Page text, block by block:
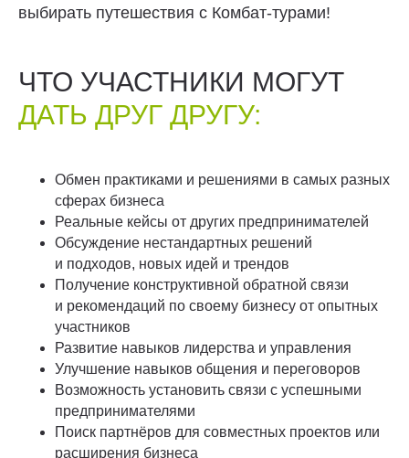
выбирать путешествия с Комбат-турами!
ЧТО УЧАСТНИКИ МОГУТ
ДАТЬ ДРУГ ДРУГУ:
Обмен практиками и решениями в самых разных
сферах бизнеса
Реальные кейсы от других предпринимателей
Обсуждение нестандартных решений
и подходов, новых идей и трендов
Получение конструктивной обратной связи
и рекомендаций по своему бизнесу от опытных
участников
Развитие навыков лидерства и управления
Улучшение навыков общения и переговоров
Возможность установить связи с успешными
предпринимателями
Поиск партнёров для совместных проектов или
расширения бизнеса